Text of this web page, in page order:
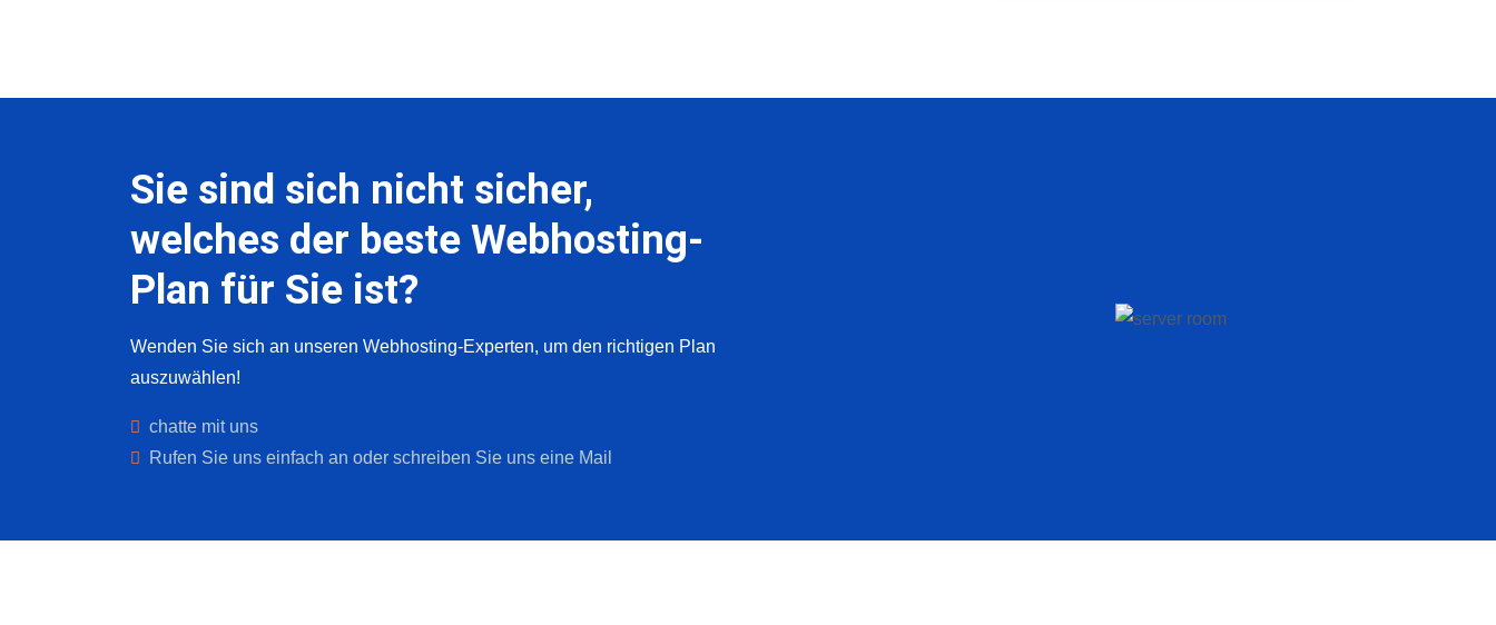
Sie sind sich nicht sicher,
welches der beste Webhosting-
Plan für Sie ist?
Wenden Sie sich an unseren Webhosting-Experten, um den richtigen Plan
auszuwählen!
chatte mit uns
Rufen Sie uns einfach an oder schreiben Sie uns eine Mail